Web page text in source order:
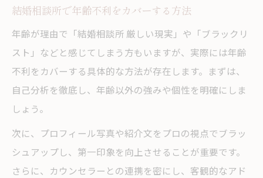
結婚相談所で年齢不利をカバーする方法
年齢が理由で「結婚相談所 厳しい現実」や「ブラックリ
スト」などと感じてしまう方もいますが、実際には年齢
不利をカバーする具体的な方法が存在します。まずは、
自己分析を徹底し、年齢以外の強みや個性を明確にしま
しょう。
次に、プロフィール写真や紹介文をプロの視点でブラッ
シュアップし、第一印象を向上させることが重要です。
さらに、カウンセラーとの連携を密にし、客観的なアド